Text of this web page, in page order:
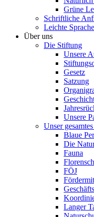
Grüne
Schriftliche
Leichte Sprache
Über uns
Die Stiftung
Unsere
Gesetz
Satzung
Unsere
Unser
Blaue
Die
Fauna
FÖJ
Langer